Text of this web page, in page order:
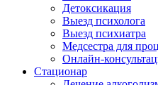
Детоксикация
Выезд психолога
Выезд психиатра
Медсестра для
Онлайн-
Стационар